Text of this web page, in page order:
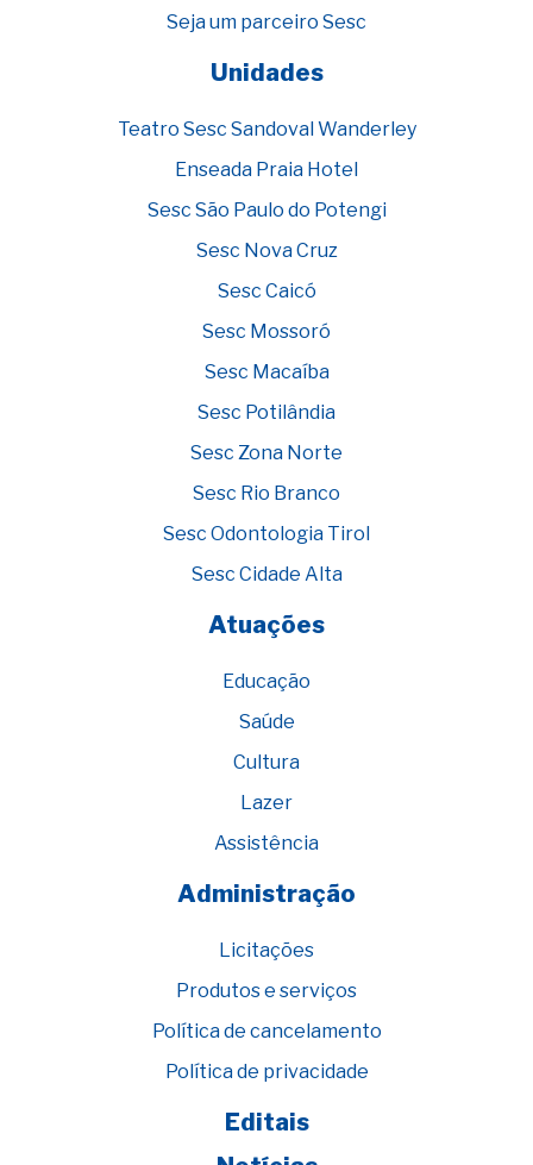
Seja um parceiro Sesc
Unidades
Teatro Sesc Sandoval Wanderley
Enseada Praia Hotel
Sesc São Paulo do Potengi
Sesc Nova Cruz
Sesc Caicó
Sesc Mossoró
Sesc Macaíba
Sesc Potilândia
Sesc Zona Norte
Sesc Rio Branco
Sesc Odontologia Tirol
Sesc Cidade Alta
Atuações
Educação
Saúde
Cultura
Lazer
Assistência
Administração
Licitações
Produtos e serviços
Política de cancelamento
Política de privacidade
Editais